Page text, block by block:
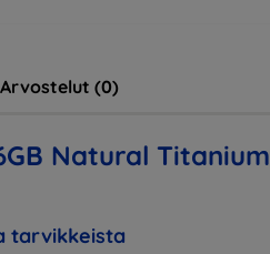
Arvostelut (0)
Natural Titanium
tarvikkeista